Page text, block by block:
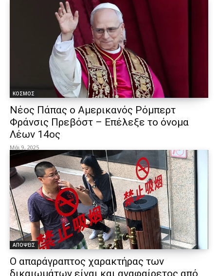
ΚΟΣΜΟΣ
Νέος Πάπας ο Αμερικανός Ρόμπερτ
Φράνσις Πρεβόστ – Επέλεξε το όνομα
Λέων 14ος
Μάι 9, 2025
ΑΠΟΨΕΙΣ
Ο απαράγραπτος χαρακτήρας των
δικαιωμάτων είναι και αναφαίρετος από